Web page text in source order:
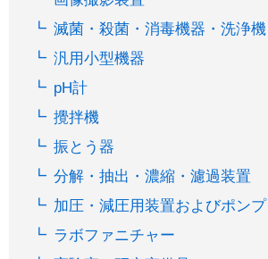
滅菌・殺菌・消毒機器・洗浄機
汎用小型機器
pH計
攪拌機
振とう器
分解・抽出・濃縮・濾過装置
加圧・減圧用装置およびポンプ
ラボファニチャー